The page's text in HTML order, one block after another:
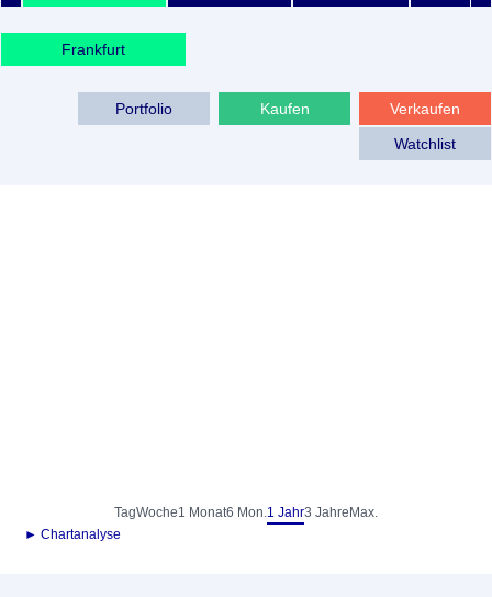
Frankfurt
Verkaufen
Kaufen
Portfolio
Watchlist
TagWoche1 Monat6 Mon.1 Jahr3 Jahre Max.
► Chartanalyse